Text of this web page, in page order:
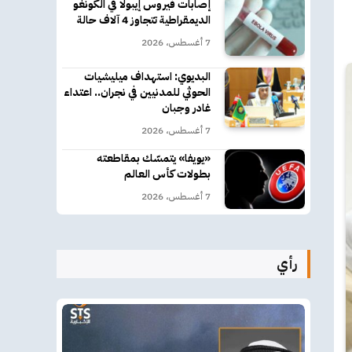
إصابات فيروس إيبولا في الكونغو
الديمقراطية تتجاوز 4 آلاف حالة
7 أغسطس، 2026
البديوي: استهداف ميليشيات
الحوثي للمدنيين في نجران.. اعتداء
غادر وجبان
7 أغسطس، 2026
«يويفا» يتمسّك بمقاطعته
بطولات كأس العالم
7 أغسطس، 2026
رأي